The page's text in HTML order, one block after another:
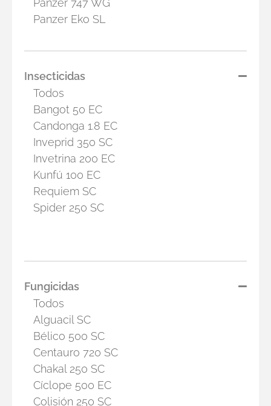
Panzer 747 WG
Panzer Eko SL
Insecticidas
Todos
Bangot 50 EC
Candonga 1.8 EC
Inveprid 350 SC
Invetrina 200 EC
Kunfú 100 EC
Requiem SC
Spider 250 SC
Fungicidas
Todos
Alguacil SC
Bélico 500 SC
Centauro 720 SC
Chakal 250 SC
Cíclope 500 EC
Colisión 250 SC